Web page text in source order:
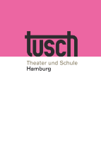
springen